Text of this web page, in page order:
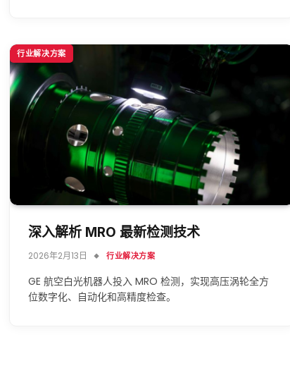
行业解决方案
深入解析 MRO 最新检测技术
2026年2月13日 行业解决方案
GE 航空白光机器人投入 MRO 检测，实现高压涡轮全方
位数字化、自动化和高精度检查。